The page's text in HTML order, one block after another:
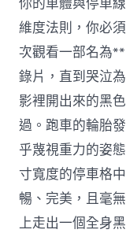
維度法則，你必
次觀看一部名為
錄片，直到哭泣
影裡開出來的黑
過。跑車的輪胎
乎蔑視重力的姿
寸寬度的停車格
暢、完美，且毫
上走出一個全身